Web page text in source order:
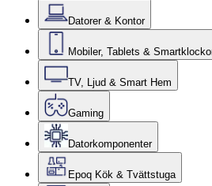
Datorer & Kontor
Mobiler, Tablets &
TV, Ljud & Smart Hem
Gaming
Datorkomponenter
Epoq Kök & Tvättstuga